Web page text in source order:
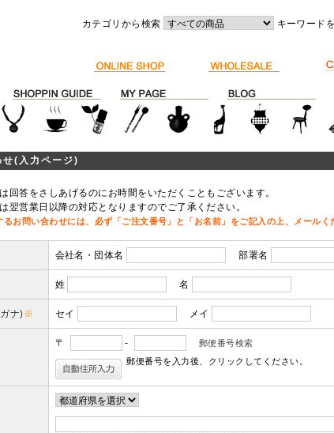
カテゴリから検索 キーワード
せ(入力ページ)
回答をさしあげるのにお時間をいただくこともございます。
翌営業日以降の対応となりますのでご了承ください。
お問い合わせには、必ず「ご注文番号」と「お名前」をご記入の上、メール
会社名・団体名 部署名
姓 名
ナ)※ セイ メイ
〒 -
郵便番号検索
郵便番号を入力後、クリックしてください。